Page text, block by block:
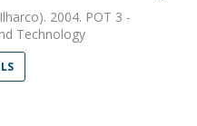
2004. POT 3 -
Technology